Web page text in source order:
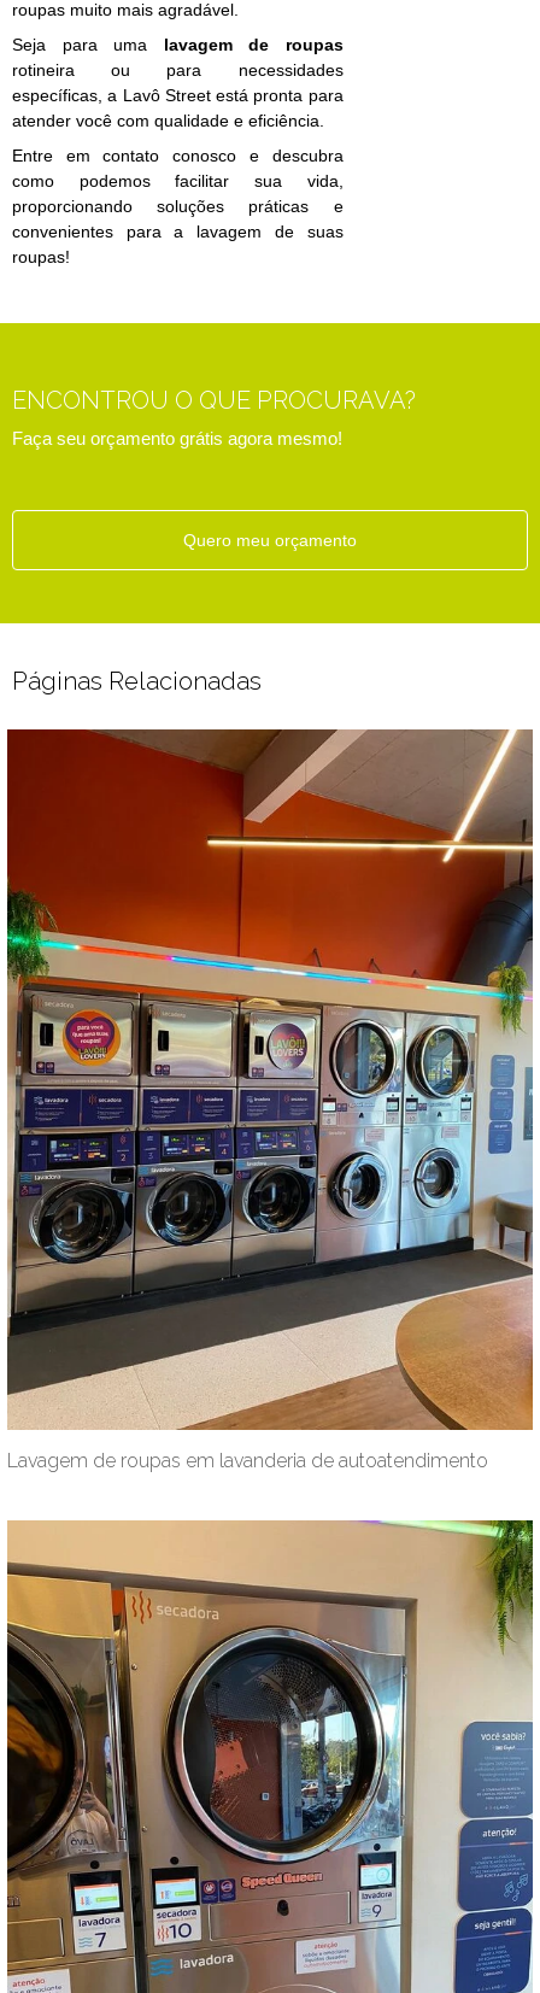
roupas muito mais agradável.
Seja para uma lavagem de roupas
rotineira ou para necessidades
específicas, a Lavô Street está pronta para
atender você com qualidade e eficiência.
Entre em contato conosco e descubra
como podemos facilitar sua vida,
proporcionando soluções práticas e
convenientes para a lavagem de suas
roupas!
ENCONTROU O QUE PROCURAVA?
Faça seu orçamento grátis agora mesmo!
Quero meu orçamento
Páginas Relacionadas
Lavagem de roupas em lavanderia de autoatendimento